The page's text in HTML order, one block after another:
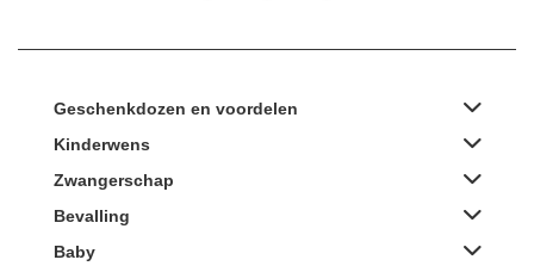
Geschenkdozen en voordelen
Kinderwens
Zwangerschap
Bevalling
Baby